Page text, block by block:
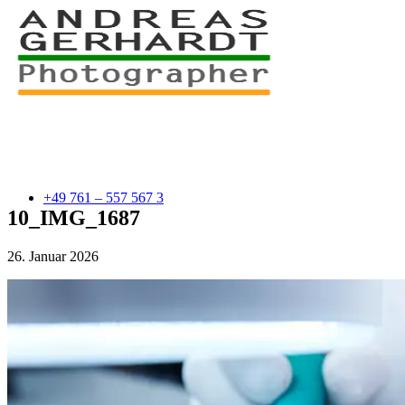
+49 761 – 557 567 3
Portfolio
10_IMG_1687
26. Januar 2026